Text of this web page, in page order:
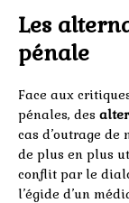
Les
pénale
Face aux
pénales, des
cas d’outrage
de plus en plus
conflit par le
l’égide d’un